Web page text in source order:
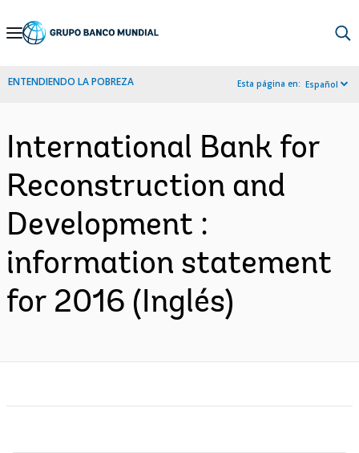
Skip
Navigation
ENTENDIENDO LA POBREZA Esta página en: Español
International Bank for
Reconstruction and
Development :
information statement
for 2016 (Inglés)